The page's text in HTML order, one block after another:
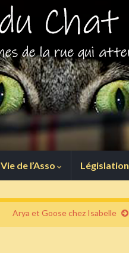
Vie de l’Asso Législation
Arya et Goose chez Isabelle